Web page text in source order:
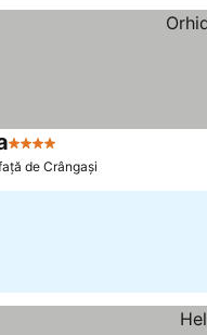
4 Stele
de Crângaşi